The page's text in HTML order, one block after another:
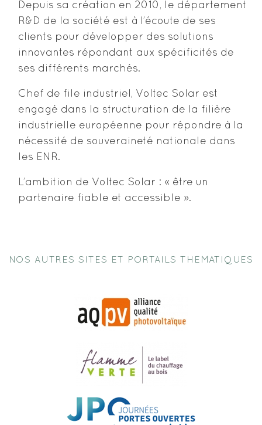
Depuis sa création en 2010, le département
R&D de la société est à l’écoute de ses
clients pour développer des solutions
innovantes répondant aux spécificités de
ses différents marchés.
Chef de file industriel, Voltec Solar est
engagé dans la structuration de la filière
industrielle européenne pour répondre à la
nécessité de souveraineté nationale dans
les ENR.
L’ambition de Voltec Solar : « être un
partenaire fiable et accessible ».
NOS AUTRES SITES ET PORTAILS THEMATIQUES